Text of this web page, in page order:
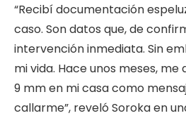
“Recibí documentación
caso. Son datos que, de
intervención inmediata. Sin
mi vida. Hace unos meses,
9 mm en mi casa como
callarme”, reveló Soroka en